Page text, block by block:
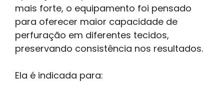
mais forte, o equipamento foi pensado
para oferecer maior capacidade de
perfuração em diferentes tecidos,
preservando consistência nos resultados.
Ela é indicada para: